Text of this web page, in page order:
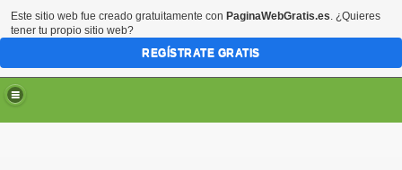
Este sitio web fue creado gratuitamente con PaginaWebGratis.es. ¿Quieres
tener tu propio sitio web?
REGÍSTRATE GRATIS